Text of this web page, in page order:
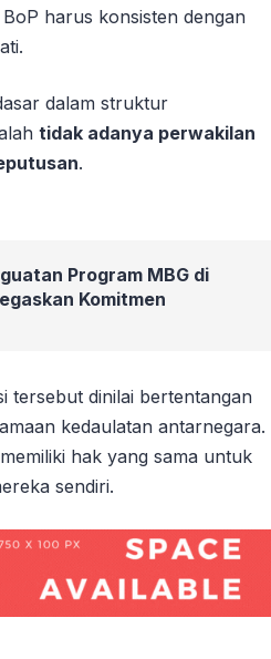
harus konsisten dengan
dalam struktur
tidak adanya perwakilan
.
Program MBG di
Komitmen
tersebut dinilai bertentangan
kedaulatan antarnegara.
hak yang sama untuk
sendiri.